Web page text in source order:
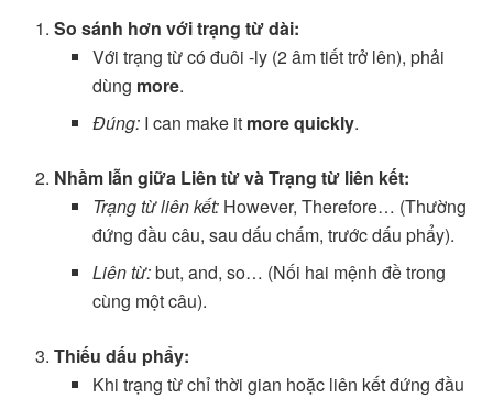
So sánh hơn với trạng từ dài:
Với trạng từ có đuôi -ly (2 âm tiết trở lên), phải
dùng more.
Đúng:I can make it more quickly.
Nhầm lẫn giữa Liên từ và Trạng từ liên kết:
Trạng từ liên kết:However, Therefore… (Thường
đứng đầu câu, sau dấu chấm, trước dấu phẩy).
Liên từ:but, and, so… (Nối hai mệnh đề trong
cùng một câu).
Thiếu dấu phẩy:
Khi trạng từ chỉ thời gian hoặc liên kết đứng đầu